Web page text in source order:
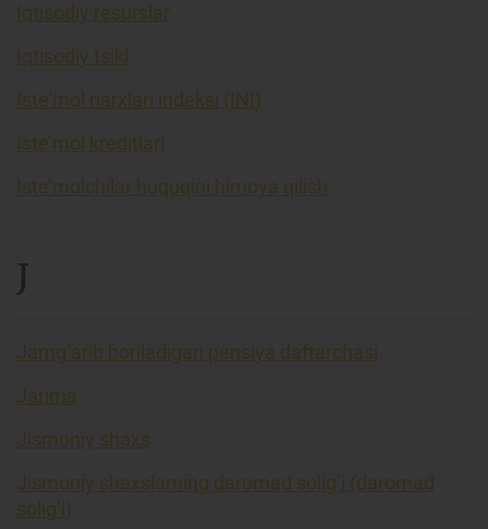
Iqtisodiy resurslar
Iqtisodiy tsikl
Iste'mol narxlari indeksi (INI)
Iste’mol kreditlari
Iste’molchilar huquqini himoya qilish
J
Jamg’arib boriladigan pensiya daftarchasi
Jarima
Jismoniy shaxs
Jismoniy shaxslarning daromad solig’i (daromad
solig’i)